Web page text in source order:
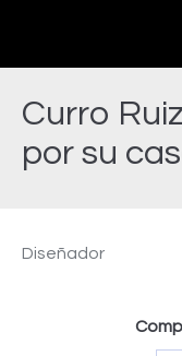
Curro
por su
Diseñador